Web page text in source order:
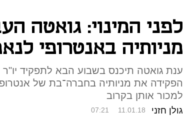
לפני המינוי: גואטה
מניותיה באנטרופי
ענת גואטה תיכנס בשבוע הבא לתפקיד יו"ר
הפקידה את מניותיה בחברה־בת של
למכור אותן בקרוב
גולן חזני 07:21 11.01.18